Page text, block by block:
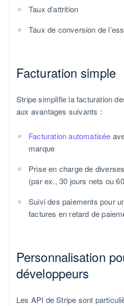
Taux d’attrition
Taux de conversion de
Facturation simple
Stripe simplifie la facturation
aux avantages suivants :
Facturation automatisée
marque
Prise en charge de
(par ex., 30 jours nets ou
Suivi des paiements pour
factures en retard de
Personnalisation
développeurs
Les API de Stripe sont